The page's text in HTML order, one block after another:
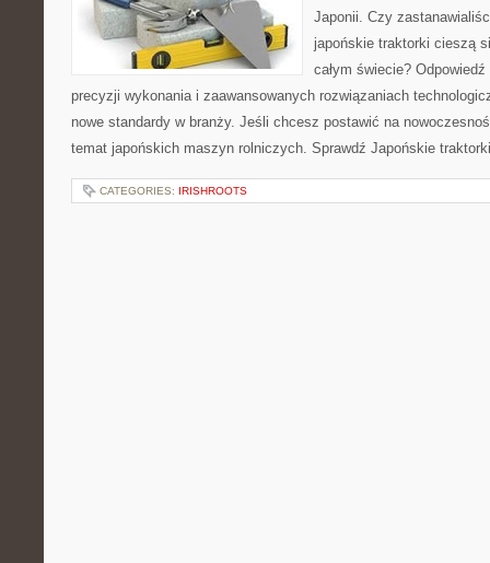
Japonii. Czy
japońskie traktorki cieszą
całym świecie?
precyzji wykonania i zaawansowanych rozwiązaniach
nowe standardy w branży. Jeśli chcesz postawić na
temat japońskich maszyn rolniczych. Sprawdź Japońskie
CATEGORIES: IRISHROOTS